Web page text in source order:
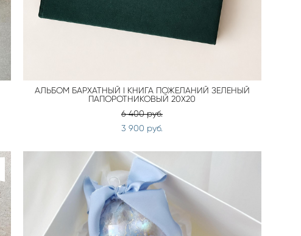
АЛЬБОМ БАРХАТНЫЙ I КНИГА ПОЖЕЛАНИЙ ЗЕЛЕНЫЙ
ПАПОРОТНИКОВЫЙ 20Х20
6 400 pуб.
3 900 pуб.